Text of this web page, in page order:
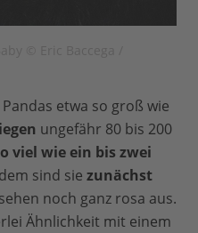
etwa so groß wie
ungefähr 80 bis 200
viel wie ein bis zwei
sind sie zunächst
noch ganz rosa aus.
Ähnlichkeit mit einem